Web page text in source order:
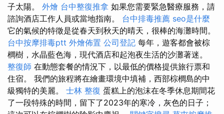
子太陽。 外燴 台中整復推拿 如果您需要緊急醫療服務，請
諮詢酒店工作人員或當地指南。 台中排毒推薦 seo是什麼
它的氣候的特徵是從春天到秋天的晴天，很棒的海灘時間。
台中按摩排毒ptt 外燴佈置 公司登記 每年，遊客都會被棕
櫚樹，水晶藍色海，現代酒店和起泡夜生活的沙灘著迷。
整復師 在動態套餐的情況下，以最低的價格提供旅行票和
住宿。 我們的旅程將在繪畫環境中填補，西部棕櫚島的中
級獨特的美麗。 士林 整復 蛋糕上的泡沫在冬季休息期間花
了一段特殊的時間，留下了2023年的寒冷，灰色的日子；